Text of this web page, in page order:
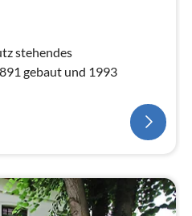
stehendes
gebaut und 1993